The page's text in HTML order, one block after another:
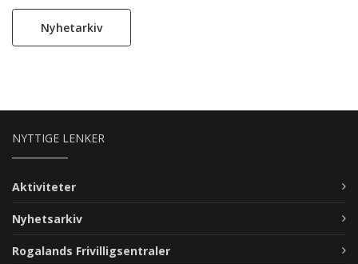
Nyhetarkiv
NYTTIGE LENKER
Aktiviteter
Nyhetsarkiv
Rogalands Frivilligsentraler